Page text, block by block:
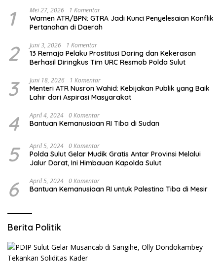
1 Mei 27, 2026 1 Komentar
Wamen ATR/BPN: GTRA Jadi Kunci Penyelesaian Konflik
Pertanahan di Daerah
2 Juni 3, 2026 1 Komentar
13 Remaja Pelaku Prostitusi Daring dan Kekerasan
Berhasil Diringkus Tim URC Resmob Polda Sulut
3 Juni 18, 2026 1 Komentar
Menteri ATR Nusron Wahid: Kebijakan Publik yang Baik
Lahir dari Aspirasi Masyarakat
4 April 4, 2024 0 Komentar
Bantuan Kemanusiaan RI Tiba di Sudan
5 April 5, 2024 0 Komentar
Polda Sulut Gelar Mudik Gratis Antar Provinsi Melalui
Jalur Darat, Ini Himbauan Kapolda Sulut
6 April 5, 2024 0 Komentar
Bantuan Kemanusiaan RI untuk Palestina Tiba di Mesir
Berita Politik